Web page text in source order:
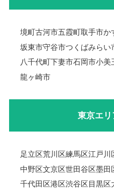
境町古河市五霞町取手市か
坂東市守谷市つくばみらい
八千代町下妻市石岡市小美
龍ヶ崎市
東京エ
足立区荒川区練馬区江戸川
中野区文京区世田谷区墨田
千代田区港区渋谷区目黒区